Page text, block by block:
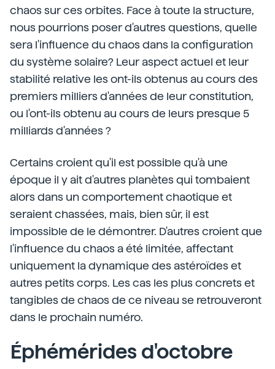
chaos sur ces orbites. Face à toute la structure,
nous pourrions poser d'autres questions, quelle
sera l'influence du chaos dans la configuration
du système solaire? Leur aspect actuel et leur
stabilité relative les ont-ils obtenus au cours des
premiers milliers d'années de leur constitution,
ou l'ont-ils obtenu au cours de leurs presque 5
milliards d'années ?
Certains croient qu'il est possible qu'à une
époque il y ait d'autres planètes qui tombaient
alors dans un comportement chaotique et
seraient chassées, mais, bien sûr, il est
impossible de le démontrer. D'autres croient que
l'influence du chaos a été limitée, affectant
uniquement la dynamique des astéroïdes et
autres petits corps. Les cas les plus concrets et
tangibles de chaos de ce niveau se retrouveront
dans le prochain numéro.
Éphémérides d'octobre